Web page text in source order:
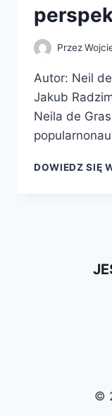
Przez
Autor: Neil
Jakub
Neila de
DOWIEDZ SIĘ
©